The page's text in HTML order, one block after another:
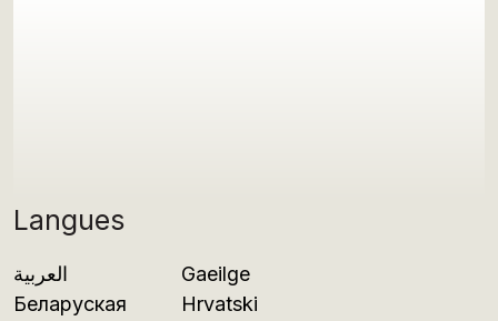
Langues
العربية
Беларуская
Gaeilge
Hrvatski